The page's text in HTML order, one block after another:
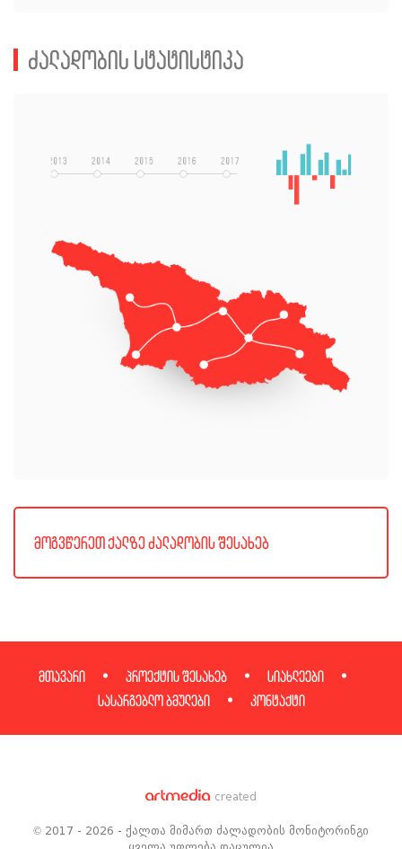
ძალადობის სტატისტიკა
მოგვწერეთ ქალზე ძალადობის შესახებ
მთავარი პროექტის შესახებ
სიახლეები
სასარგებლო ბმულები
კონტაქტი
created
© 2017 - 2026 - ქალთა მიმართ ძალადობის მონიტორინგი